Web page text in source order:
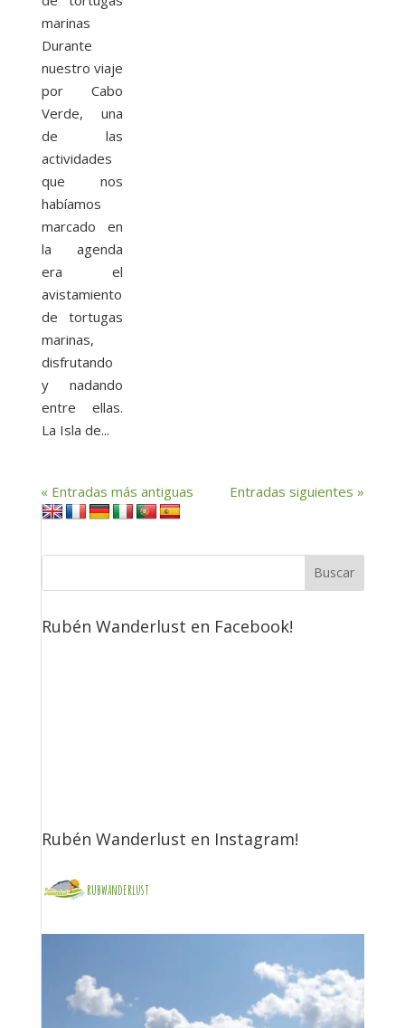
marinas
Durante
nuestro viaje
por Cabo
Verde, una
de las
actividades
que nos
habíamos
marcado en
la agenda
era el
avistamiento
de tortugas
marinas,
disfrutando
y nadando
entre ellas.
La Isla de...
« Entradas más antiguas Entradas siguientes »
Rubén Wanderlust en Facebook!
Rubén Wanderlust en Instagram!
rubwanderlust